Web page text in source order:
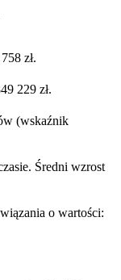
zł.
229 zł.
(wskaźnik
Średni wzrost
o wartości: